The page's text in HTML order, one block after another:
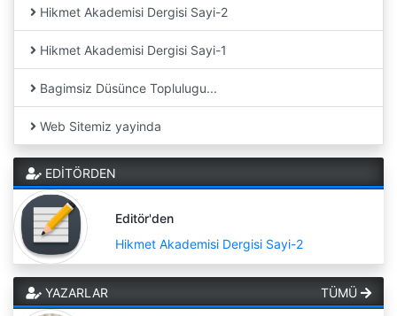
Hikmet Akademisi Dergisi Sayi-2
Hikmet Akademisi Dergisi Sayi-1
Bagimsiz Düsünce Toplulugu...
Web Sitemiz yayinda
EDİTÖRDEN
Editör'den
Hikmet Akademisi Dergisi Sayi-2
YAZARLAR TÜMÜ